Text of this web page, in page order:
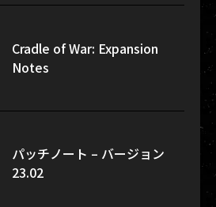
Cradle of War: Expansion
Notes
パッチノート – バージョン
23.02